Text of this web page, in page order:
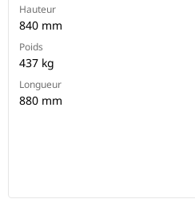
Hauteur
840 mm
Poids
437 kg
Longueur
880 mm